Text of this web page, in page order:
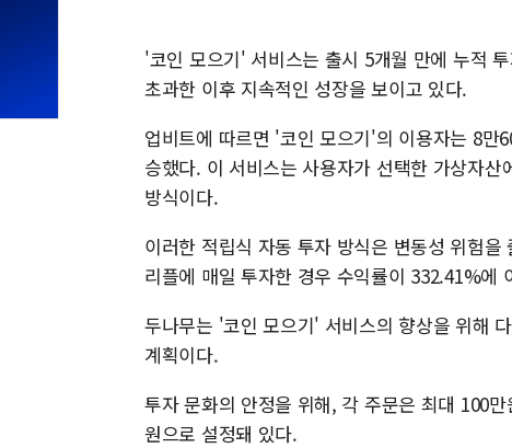
'코인 모으기' 서비스는 출시 5개월 만에 누적
초과한 이후 지속적인 성장을 보이고 있다.
업비트에 따르면 '코인 모으기'의 이용자는 8만
승했다. 이 서비스는 사용자가 선택한 가상자
방식이다.
이러한 적립식 자동 투자 방식은 변동성 위험
리플에 매일 투자한 경우 수익률이 332.41%에
두나무는 '코인 모으기' 서비스의 향상을 위해
계획이다.
투자 문화의 안정을 위해, 각 주문은 최대 100
원으로 설정돼 있다.